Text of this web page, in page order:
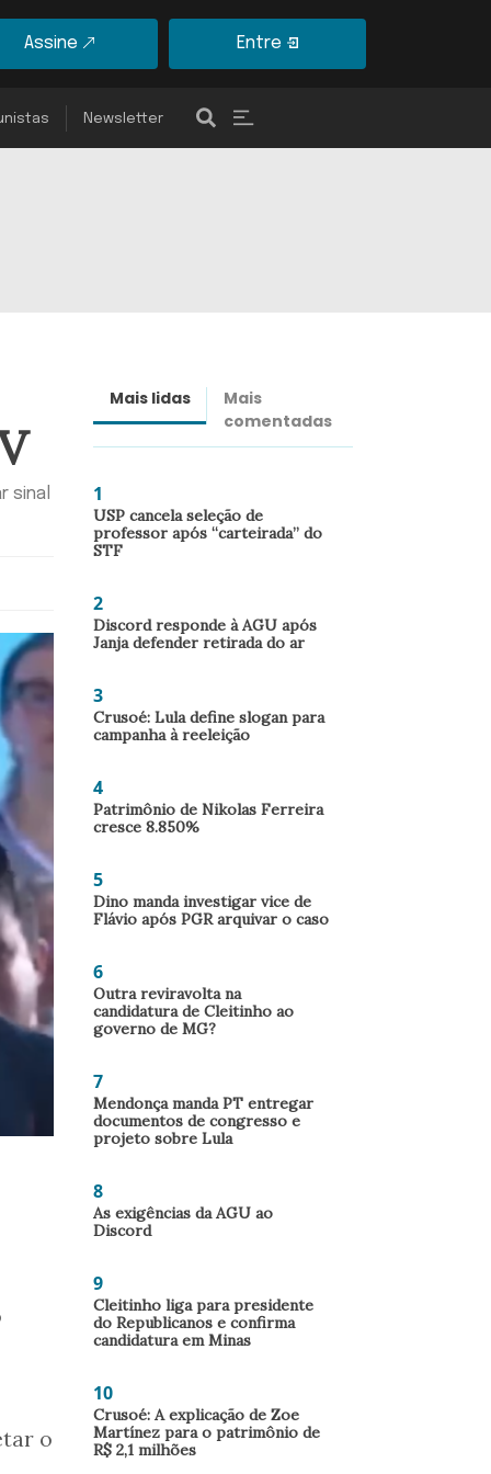
Assine Entre
Newsletter
sinal
o
Mais lidas
Mais
comentadas
1
USP cancela seleção de
professor após “carteirada” do
STF
2
Discord responde à AGU após
Janja defender retirada do ar
3
Crusoé: Lula define slogan para
campanha à reeleição
4
Patrimônio de Nikolas Ferreira
cresce 8.850%
5
Dino manda investigar vice de
Flávio após PGR arquivar o caso
6
Outra reviravolta na
candidatura de Cleitinho ao
governo de MG?
7
Mendonça manda PT entregar
documentos de congresso e
projeto sobre Lula
8
As exigências da AGU ao
Discord
9
Cleitinho liga para presidente
do Republicanos e confirma
candidatura em Minas
10
Crusoé: A explicação de Zoe
Martínez para o patrimônio de
R$ 2,1 milhões